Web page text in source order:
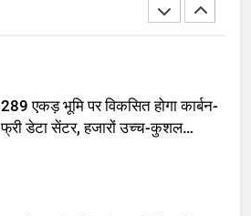
स्वरूप रानी नेहरू चिकित्सालय का
289 एकड़ भूमि पर विकसित होगा कार्बन-
फ्री डेटा सेंटर, हजारों उच्च-कुशल